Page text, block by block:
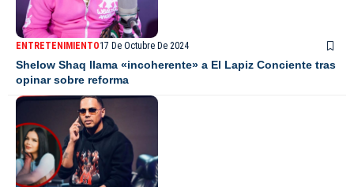
ENTRETENIMIENTO17 De Octubre De 2024
Shelow Shaq llama «incoherente» a El Lapiz Conciente tras
opinar sobre reforma